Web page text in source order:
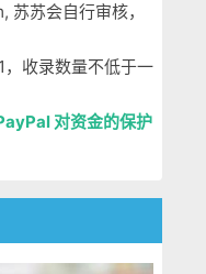
苏会自行审核，
收录数量不低于一
对资金的保护